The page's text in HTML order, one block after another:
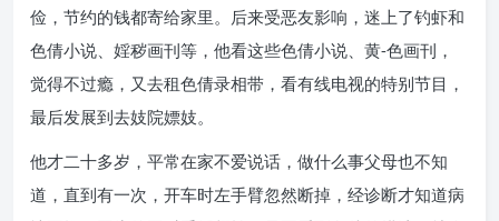
俭，节约的钱都寄给家里。后来受恶友影响，迷上了钓虾和
色倩小说、婬秽画刊等，他看这些色倩小说、黄-色画刊，
觉得不过瘾，又去租色倩录相带，看有线电视的特别节目，
最后发展到去妓院嫖妓。
他才二十多岁，平常在家不爱说话，做什么事父母也不知
道，直到有一次，开车时左手臂忽然断掉，经诊断才知道病